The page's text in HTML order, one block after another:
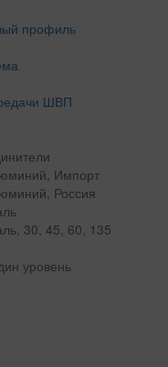
профиль
ШВП
Импорт
Россия
30, 45, 60, 135
уровень